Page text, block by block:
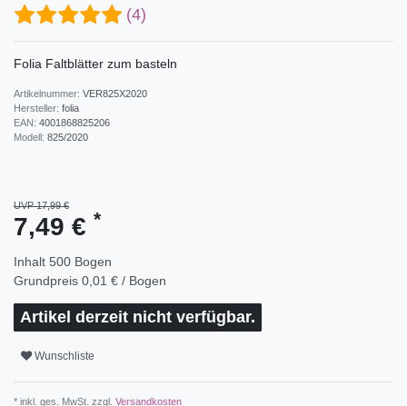
(4)
Folia Faltblätter zum basteln
Artikelnummer: VER825X2020
Hersteller: folia
EAN: 4001868825206
Modell: 825/2020
UVP 17,99 €
7,49 € *
Inhalt 500 Bogen
Grundpreis 0,01 € / Bogen
Artikel derzeit nicht verfügbar.
Wunschliste
* inkl. ges. MwSt. zzgl. Versandkosten